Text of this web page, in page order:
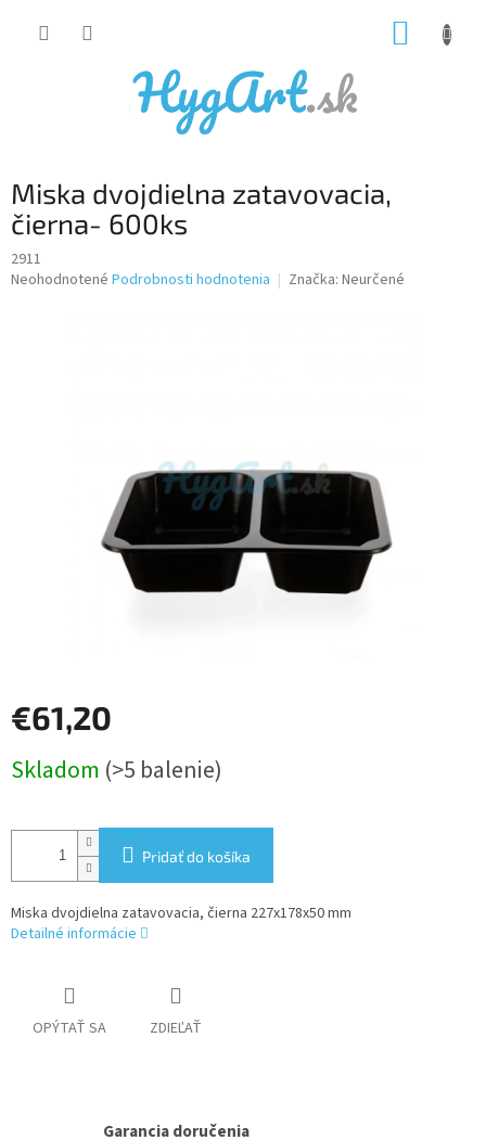
Miska dvojdielna zatavovacia,
čierna- 600ks
2911
Priemerné
Neohodnotené Podrobnosti hodnotenia Značka: Neurčené
€61,20
cena:
Skladom (>5 balenie)
Pridať do košíka
Miska dvojdielna zatavovacia, čierna 227x178x50 mm
Detailné informácie
OPÝTAŤ SA ZDIEĽAŤ
Garancia doručenia